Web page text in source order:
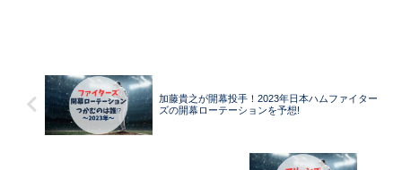
加藤貴之が開幕投手！2023年日本ハムファイター
ズの開幕ローテーションを予想!